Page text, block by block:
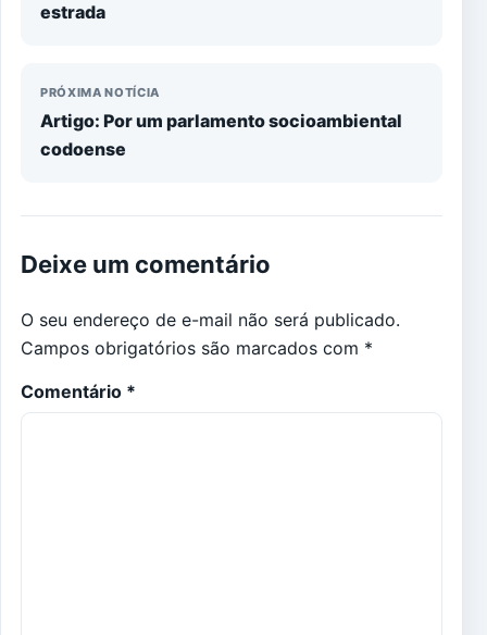
estrada
PRÓXIMA NOTÍCIA
Artigo: Por um parlamento socioambiental
codoense
Deixe um comentário
O seu endereço de e-mail não será publicado.
Campos obrigatórios são marcados com *
Comentário *